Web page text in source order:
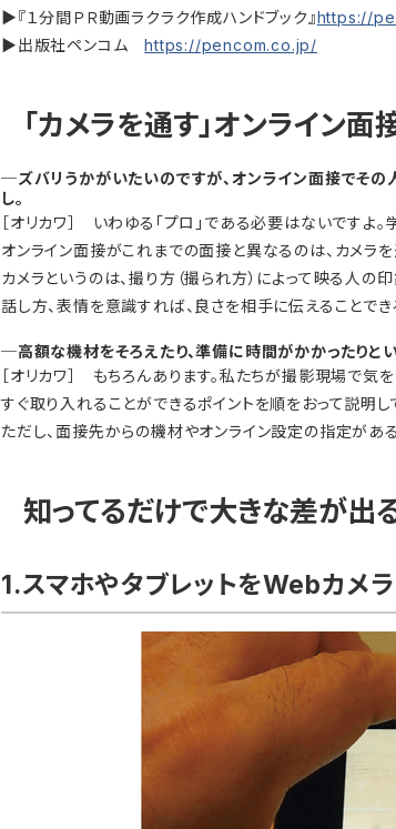
▶『１分間ＰＲ動画ラクラク作成ハンドブック』https://
▶出版社ペンコムhttps://pencom.co.jp/
「カメラを通す」オンライン
─ズバリうかがいたいのですが、オンライン面接でその
し。
［オリカワ］ いわゆる「プロ」である必要はないですよ
オンライン面接がこれまでの面接と異なるのは、カメラを
カメラというのは、撮り方（撮られ方）によって映る人
話し方、表情を意識すれば、良さを相手に伝えることでき
─高額な機材をそろえたり、準備に時間がかかったりと
［オリカワ］ もちろんあります。私たちが撮影現場で
すぐ取り入れることができるポイントを順をおって説明し
ただし、面接先からの機材やオンライン設定の指定があ
知ってるだけで大きな差が
1.スマホやタブレットをWebカメ